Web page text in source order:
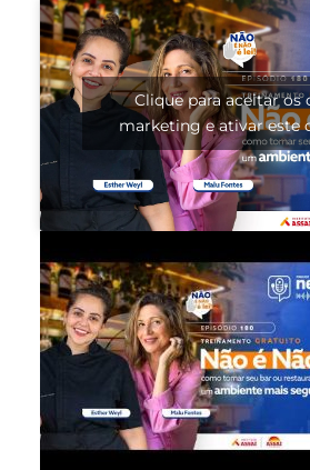
Clique para aceitar os
marketing e ativar este